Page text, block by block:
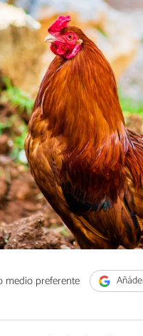
medio preferente